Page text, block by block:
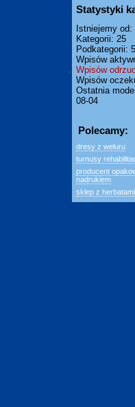
Statystyki
Istniejemy od:
Kategorii: 25
Podkategorii:
Wpisów
Wpisów
Wpisów
Ostatnia
08-04
Polecamy:
dresy z weluru
turnusy
producent
nadrukiem
sklep z herbatami